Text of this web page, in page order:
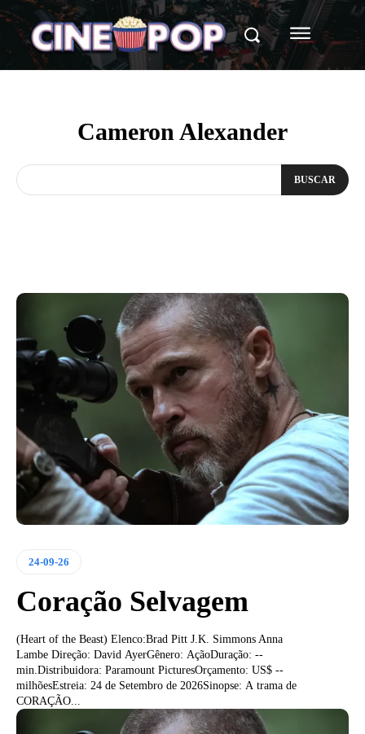
Cameron Alexander
BUSCAR
24-09-26
Coração Selvagem
(Heart of the Beast) Elenco:Brad Pitt J.K. Simmons Anna
Lambe Direção: David AyerGênero: AçãoDuração: --
min.Distribuidora: Paramount PicturesOrçamento: US$ --
milhõesEstreia: 24 de Setembro de 2026Sinopse: A trama de
CORAÇÃO...